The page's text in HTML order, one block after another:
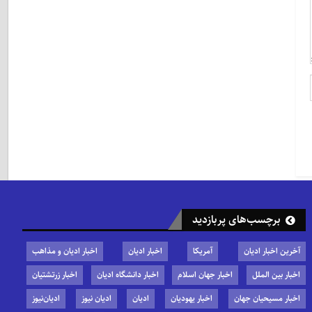
برچسب‌های پربازدید
آخرین اخبار ادیان آمریکا اخبار ادیان
اخبار ادیان و مذاهب
اخبار بین الملل
اخبار جهان اسلام اخبار دانشگاه ادیان
اخبار زرتشتیان
اخبار مسیحیان جهان
اخبار یهودیان ادیان ادیان نیوز
ادیان‌نیوز